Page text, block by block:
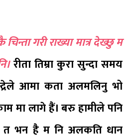
गरी राख्या मात्र देख्छु म
रीता तिम्रा कुरा सुन्दा समय
आमा कता अलमलिनु भो
मा लागे हैं। बरु हामीले पनि
त भन है म नि अलकति धान